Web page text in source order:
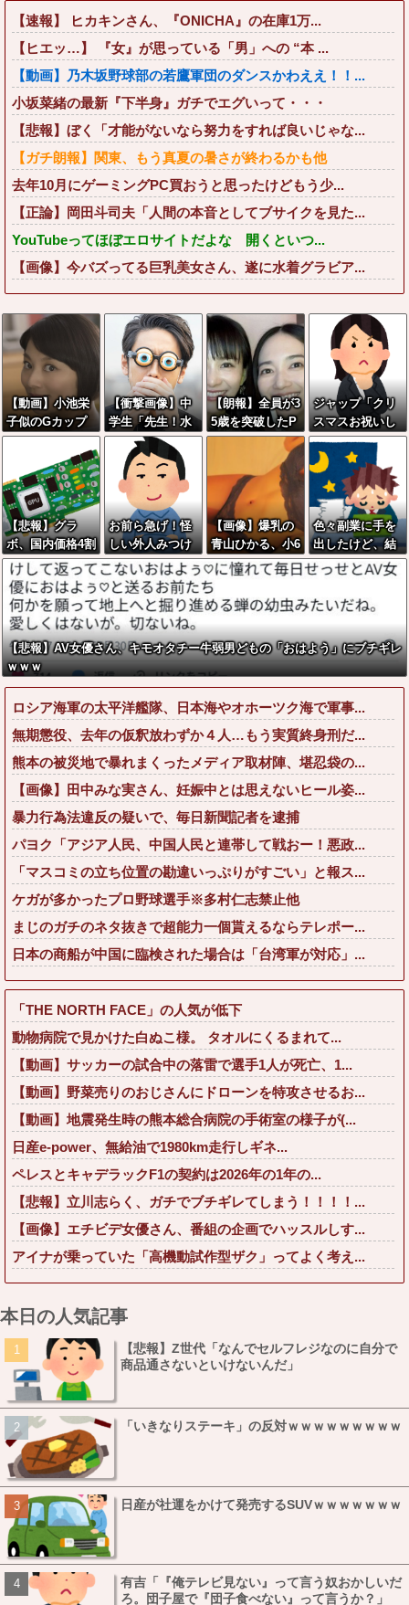
【速報】 ヒカキンさん、『ONICHA』の在庫1万...
【ヒエッ…】 『女』が思っている「男」への “本 ...
【動画】乃木坂野球部の若鷹軍団のダンスかわええ！！...
小坂菜緒の最新『下半身』ガチでエグいって・・・
【悲報】ぼく「才能がないなら努力をすれば良いじゃな...
【ガチ朗報】関東、もう真夏の暑さが終わるかも他
去年10月にゲーミングPC買おうと思ったけどもう少...
【正論】岡田斗司夫「人間の本音としてブサイクを見た...
YouTubeってほぼエロサイトだよな 開くといつ...
【画像】今バズってる巨乳美女さん、遂に水着グラビア...
【動画】小池栄
子似のGカップ
女子高生「知ら
ないオジさんに
襲われてオッパ
イ揉まれた」
【衝撃画像】中
学生「先生！水
泳で水着になる
のイヤです！」
先生「分かっ
た」→結果まさ
かの『こう』な
ってしまうw w
w w w w w
【朗報】全員が3
5歳を突破したP
erfumeさん、お
ジャップ「クリ
スマスお祝いし
た1週間後にみん
なで神社行きま
す」←これ
【悲報】グラ
ボ、国内価格4割
値上げか・・・
お前ら急げ！怪
しい外人みつけ
たら法務省にタ
レコミしてみ
ろ！意外と仕事
するぞ？
【画像】爆乳の
青山ひかる、小6
の時のボディが
こちらwwwww
w
色々副業に手を
出したけど、結
局残業するのが1
番稼げるな
【悲報】AV女優さん、キモオタチー牛弱男どもの「おはよう」にブチギレ
ｗｗｗ
ロシア海軍の太平洋艦隊、日本海やオホーツク海で軍事...
無期懲役、去年の仮釈放わずか４人…もう実質終身刑だ...
熊本の被災地で暴れまくったメディア取材陣、堪忍袋の...
【画像】田中みな実さん、妊娠中とは思えないヒール姿...
暴力行為法違反の疑いで、毎日新聞記者を逮捕
パヨク「アジア人民、中国人民と連帯して戦おー！悪政...
「マスコミの立ち位置の勘違いっぷりがすごい」と報ス...
ケガが多かったプロ野球選手※多村仁志禁止他
まじのガチのネタ抜きで超能力一個貰えるならテレポー...
日本の商船が中国に臨検された場合は「台湾軍が対応」...
「THE NORTH FACE」の人気が低下
動物病院で見かけた白ぬこ様。 タオルにくるまれて...
【動画】サッカーの試合中の落雷で選手1人が死亡、1...
【動画】野菜売りのおじさんにドローンを特攻させるお...
【動画】地震発生時の熊本総合病院の手術室の様子が(...
日産e-power、無給油で1980km走行しギネ...
ペレスとキャデラックF1の契約は2026年の1年の...
【悲報】立川志らく、ガチでブチギレてしまう！！！！...
【画像】エチビデ女優さん、番組の企画でハッスルしす...
アイナが乗っていた「高機動試作型ザク」ってよく考え...
本日の人気記事
【悲報】Z世代「なんでセルフレジなのに自分で
商品通さないといけないんだ」
「いきなりステーキ」の反対ｗｗｗｗｗｗｗｗｗ
日産が社運をかけて発売するSUVｗｗｗｗｗｗｗ
有吉「『俺テレビ見ない』って言う奴おかしいだ
ろ。団子屋で『団子食べない』って言うか？」